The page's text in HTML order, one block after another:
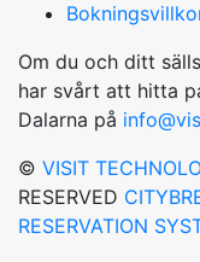
Om du och ditt
har svårt att hitta
Dalarna på
© VISIT
RESERVED
RESERVATION